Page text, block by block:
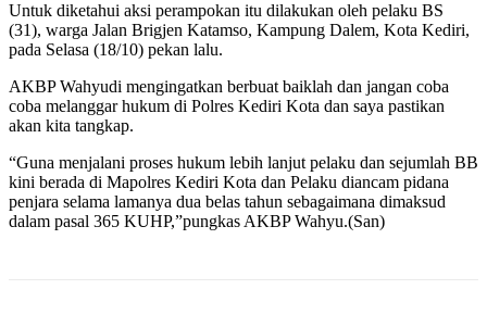
Untuk diketahui aksi perampokan itu dilakukan oleh pelaku BS
(31), warga Jalan Brigjen Katamso, Kampung Dalem, Kota Kediri,
pada Selasa (18/10) pekan lalu.
AKBP Wahyudi mengingatkan berbuat baiklah dan jangan coba
coba melanggar hukum di Polres Kediri Kota dan saya pastikan
akan kita tangkap.
“Guna menjalani proses hukum lebih lanjut pelaku dan sejumlah BB
kini berada di Mapolres Kediri Kota dan Pelaku diancam pidana
penjara selama lamanya dua belas tahun sebagaimana dimaksud
dalam pasal 365 KUHP,”pungkas AKBP Wahyu.(San)